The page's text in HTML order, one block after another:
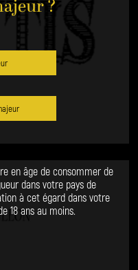
?
en âge de consommer de
dans votre pays de
à cet égard dans votre
18 ans au moins.